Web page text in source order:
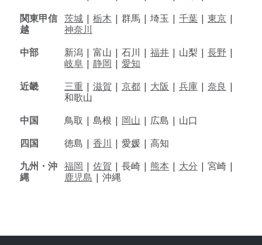
関東甲信
越
茨城 | 栃木 | 群馬 | 埼玉 | 千葉 | 東京 |
神奈川
中部
新潟 | 富山 | 石川 | 福井 | 山梨 | 長野 |
岐阜 | 静岡 | 愛知
近畿
三重 | 滋賀 | 京都 | 大阪 | 兵庫 | 奈良 |
和歌山
中国
鳥取 | 島根 | 岡山 | 広島 | 山口
四国
徳島 | 香川 | 愛媛 | 高知
九州・沖
縄
福岡 | 佐賀 | 長崎 | 熊本 | 大分 | 宮崎 |
鹿児島 | 沖縄